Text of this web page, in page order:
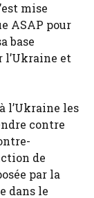
mise
ASAP pour
base
l’Ukraine et
l’Ukraine les
contre
de
par la
dans le